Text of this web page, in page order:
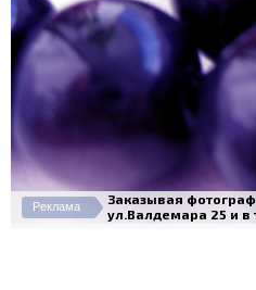
Реклама
Заказывая
ул.Валдемара 25 и в